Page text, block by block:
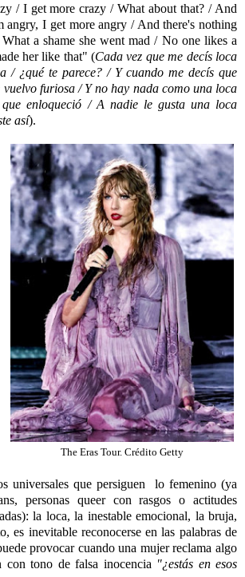
/ I get more crazy / What about that? / And
angry, I get more angry / And there's nothing
a shame she went mad / No one likes a
her like that" (Cada vez que me decís loca
/ ¿qué te parece? / Y cuando me decís que
vuelvo furiosa / Y no hay nada como una loca
enloqueció / A nadie le gusta una loca
así).
The Eras Tour. Crédito Getty
universales que persiguen lo femenino (ya
personas queer con rasgos o actitudes
la loca, la inestable emocional, la bruja,
es inevitable reconocerse en las palabras de
provocar cuando una mujer reclama algo
con tono de falsa inocencia "¿estás en esos